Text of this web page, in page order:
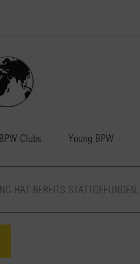
BPW Clubs Young BPW
HAT BEREITS STATTGEFUNDEN.